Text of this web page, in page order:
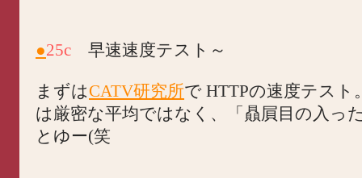
●25c 早速速度テスト～
まずはCATV研究所で HTTPの速度テスト
は厳密な平均ではなく、「贔屓目の入っ
とゆー(笑